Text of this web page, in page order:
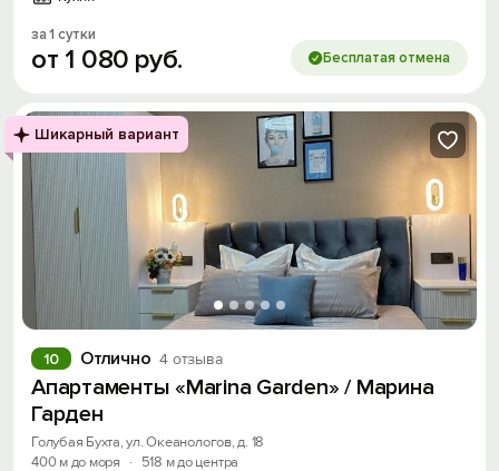
за 1 сутки
от 1 080 руб. Бесплатая отмена
Шикарный вариант
Отлично 4 отзыва
10
Апартаменты «Marina Garden» / Марина
Гарден
Голубая Бухта, ул. Океанологов, д. 18
400 м до моря
·
518 м до центра